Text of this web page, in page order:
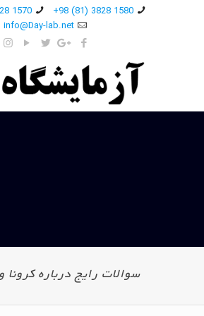
1580 3828 (81) 98+
1570 3828 (81) 98+
info@Day-lab.net
سوالات رایج درباره کرونا